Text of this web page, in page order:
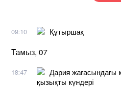
09:10 Құтыршақ
Тамыз, 07
18:47
Дария жағасындағы
қызықты күндері